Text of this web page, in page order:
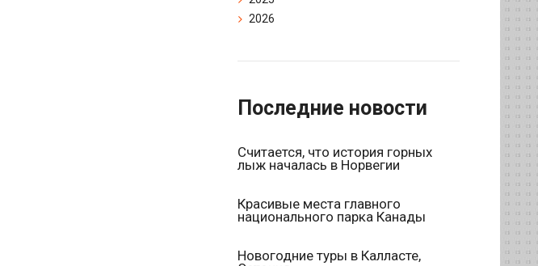
2026
Последние новости
Считается, что история горных
лыж началась в Норвегии
Красивые места главного
национального парка Канады
Новогодние туры в Калласте,